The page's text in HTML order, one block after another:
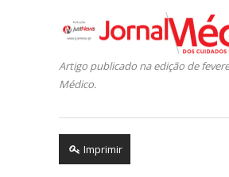
Artigo publicado na edição de
Médico.
Imprimir